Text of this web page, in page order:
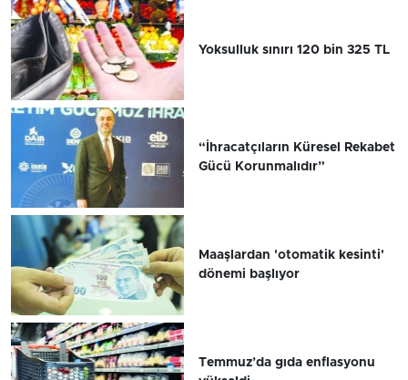
Yoksulluk sınırı 120 bin 325 TL
“İhracatçıların Küresel Rekabet
Gücü Korunmalıdır”
Maaşlardan 'otomatik kesinti'
dönemi başlıyor
Temmuz’da gıda enflasyonu